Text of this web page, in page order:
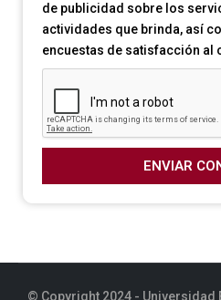
de publicidad sobre los
actividades que brinda, así
encuestas de satisfacción al
ENVIAR
© Copyright 2024 - Universidad